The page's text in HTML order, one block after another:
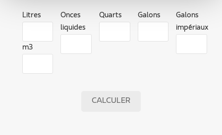
Galons
impériaux
Galons
Quarts
Onces
liquides
Litres
m3
CALCULER